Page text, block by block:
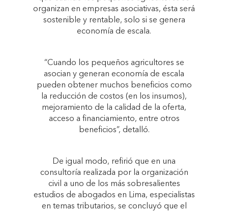
organizan en empresas asociativas, ésta será
sostenible y rentable, solo si se genera
economía de escala.
“Cuando los pequeños agricultores se
asocian y generan economía de escala
pueden obtener muchos beneficios como
la reducción de costos (en los insumos),
mejoramiento de la calidad de la oferta,
acceso a financiamiento, entre otros
beneficios”, detalló.
De igual modo, refirió que en una
consultoría realizada por la organización
civil a uno de los más sobresalientes
estudios de abogados en Lima, especialistas
en temas tributarios, se concluyó que el